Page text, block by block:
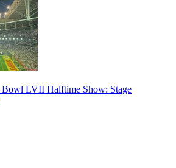
Bowl LVII Halftime Show: Stage